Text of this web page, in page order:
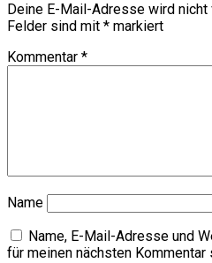
Deine E-Mail-Adresse wird
Felder sind mit * markiert
Kommentar *
Name
Name, E-Mail-Adresse und
für meinen nächsten Kommentar